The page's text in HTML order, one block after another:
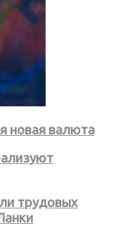
новая валюта
трудовых